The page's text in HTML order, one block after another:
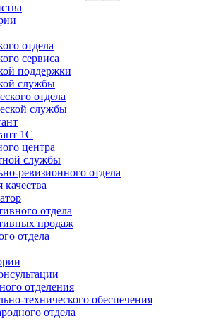
отдела
сервиса
поддержки
службы
отдела
службы
1С
центра
службы
ревизионного отдела
качества
отдела
продаж
отдела
отделения
технического обеспечения
отдела